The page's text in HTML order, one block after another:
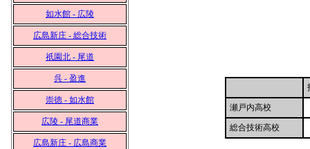
如水館 - 広陵
広島新庄 - 総合技術
祇園北 - 尾道
呉 - 盈進
崇徳 - 如水館
広陵 - 尾道商業
広島新庄 - 広島商業
瀬戸内高校
総合技術高校